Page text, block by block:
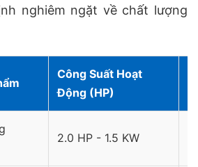
nghiêm ngặt về chất lượng
Công Suất Hoạt
Động (HP)
2.0 HP - 1.5 KW